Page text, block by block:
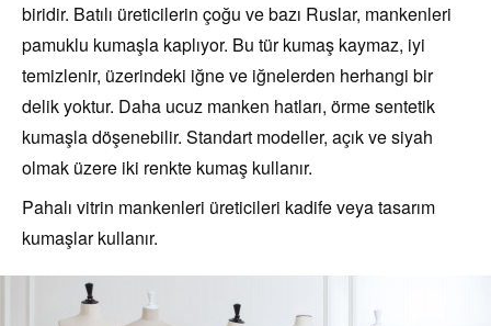
biridir. Batılı üreticilerin çoğu ve bazı Ruslar, mankenleri
pamuklu kumaşla kaplıyor. Bu tür kumaş kaymaz, iyi
temizlenir, üzerindeki iğne ve iğnelerden herhangi bir
delik yoktur. Daha ucuz manken hatları, örme sentetik
kumaşla döşenebilir. Standart modeller, açık ve siyah
olmak üzere iki renkte kumaş kullanır.
Pahalı vitrin mankenleri üreticileri kadife veya tasarım
kumaşlar kullanır.